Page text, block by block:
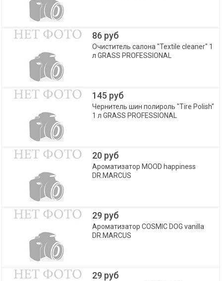
86 руб
Очиститель салона "Textile cleaner" 1
л GRASS PROFESSIONAL
145 руб
Чернитель шин полироль "Tire Polish"
1 л GRASS PROFESSIONAL
20 руб
Ароматизатор MOOD happiness
DR.MARCUS
29 руб
Ароматизатор COSMIC DOG vanilla
DR.MARCUS
29 руб